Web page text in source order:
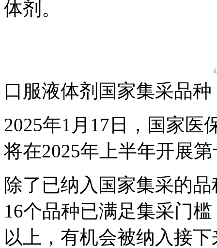
体剂。
口服液体剂国家集采品种
2025年1月17日，国家医
将在2025年上半年开展
除了已纳入国家集采的
16个品种已满足集采门
以上，有机会被纳入接